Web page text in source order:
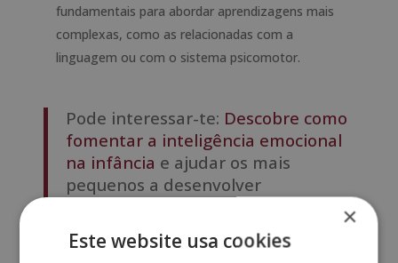
fundamentais para abordar aprendizagens mais
complexas, como as relacionadas com a
linguagem ou com o sistema psicomotor.
Pode interessar-te: Descobre como
fomentar a inteligência emocional
na infância e ajudar os mais
pequenos a desenvolver
competências essenciais para o seu
bem-estar emocional e social.
×
Este website usa cookies